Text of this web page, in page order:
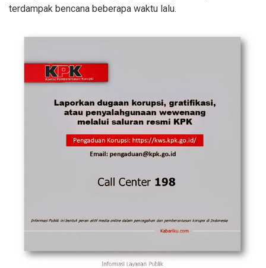
terdampak bencana beberapa waktu lalu.